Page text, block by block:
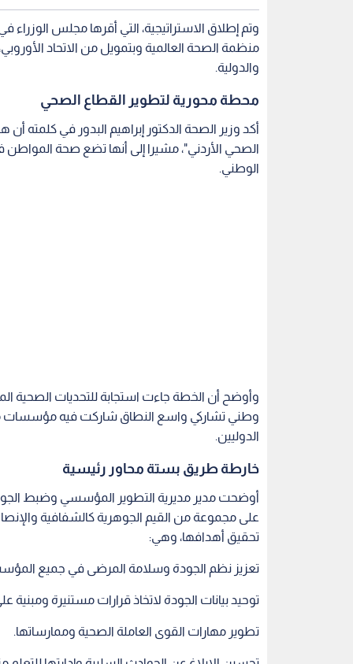
وتم إطلاق الاستراتيجية، التي أقرها مجلس
منظمة الصحة العالمية وبتمويل من الاتحاد
والدولية.
محطة محورية لتطوير القطاع الصحي
أكد وزير الصحة الدكتور إبراهيم البدور في كلمته
الصحي الأردني"، مشيرا إلى أنها تضع صحة
الوطني.
وأوضح أن الخطة جاءت استجابة للتحديات الصحية
وطني تشاركي واسع النطاق شاركت فيه مؤسسات
الدوليين.
خارطة طريق بستة محاور رئيسية
أوضحت مدير مديرية التطوير المؤسسي وضبط الجودة
على مجموعة من القيم الجوهرية كالشفافية
تحقيق أهدافها، وهي:
تعزيز نظم الجودة وسلامة المرضى في جميع
توحيد بيانات الجودة لاتخاذ قرارات مستنيرة ومبنية
تطوير مهارات القوى العاملة الصحية وممارساتها.